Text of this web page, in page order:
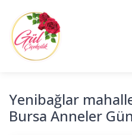
Yenibağlar
Bursa Anneler